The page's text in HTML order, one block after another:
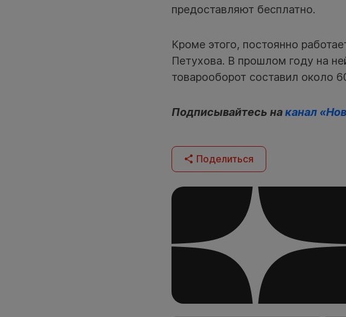
предоставляют бесплатно.
Кроме этого, постоянно
Петухова. В прошлом году на
товарооборот составил около
Подписывайтесь наканал
Поделиться